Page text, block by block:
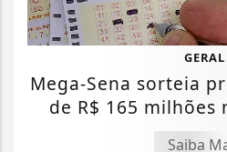
GERAL
Mega-Sena sorteia
de R$ 165 milhões
Saiba